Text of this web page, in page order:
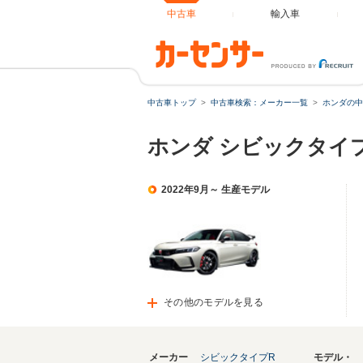
中古車 輸入車
中古車トップ 中古車検索：メーカー一覧 ホンダの
ホンダ シビックタイ
2022年9月～ 生産モデル
その他のモデルを見る
メーカー シビックタイプR モデル・